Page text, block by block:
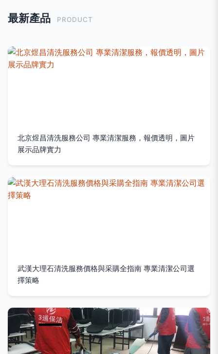
最新產品 PRODUCT
北京煜昌清洗服務公司 專業清潔服務，報價透明，圖片
展示品牌實力
武漢大理石清洗服務價格與采購全指南 專業清潔公司選
擇策略